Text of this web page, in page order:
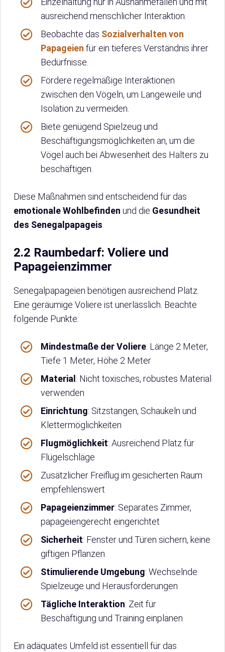
ausreichend menschlicher Interaktion.
Beobachte das Sozialverhalten von
Papageien für ein tieferes Verständnis ihrer
Bedürfnisse.
Fördere regelmäßige Interaktionen
zwischen den Vögeln, um Langeweile und
Isolation zu vermeiden.
Biete genügend Spielzeug und
Beschäftigungsmöglichkeiten an, um die
Vögel auch bei Abwesenheit des Halters zu
beschäftigen.
Diese Maßnahmen sind entscheidend für das
emotionale Wohlbefinden und die Gesundheit
des Senegalpapageis
2.2 Raumbedarf: Voliere und
Papageienzimmer
Senegalpapageien benötigen ausreichend Platz.
Eine geräumige Voliere ist unerlässlich. Beachte
folgende Punkte:
Mindestmaße der Voliere: Länge 2 Meter,
Tiefe 1 Meter, Höhe 2 Meter
Material : Nicht toxisches, robustes Material
verwenden
Einrichtung: Sitzstangen, Schaukeln und
Klettermöglichkeiten
Flugmöglichkeit: Ausreichend Platz für
Flügelschläge
Zusätzlicher Freiflug im gesicherten Raum
empfehlenswert
Papageienzimmer: Separates Zimmer,
papageiengerecht eingerichtet
Sicherheit: Fenster und Türen sichern, keine
giftigen Pflanzen
Stimulierende Umgebung: Wechselnde
Spielzeuge und Herausforderungen
Tägliche Interaktion: Zeit für
Beschäftigung und Training einplanen
Ein adäquates Umfeld ist essentiell für das